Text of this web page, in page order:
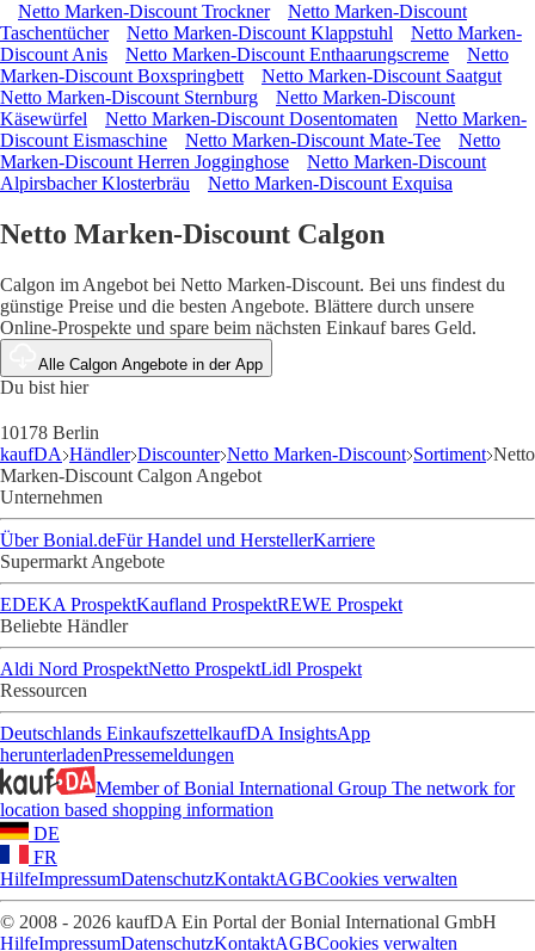
Netto Marken-Discount Trockner
Netto Marken-Discount
Taschentücher
Netto Marken-Discount Klappstuhl
Netto Marken-
Discount Anis
Netto Marken-Discount Enthaarungscreme
Netto
Marken-Discount Boxspringbett
Netto Marken-Discount Saatgut
Netto Marken-Discount Sternburg
Netto Marken-Discount
Käsewürfel
Netto Marken-Discount Dosentomaten
Netto Marken-
Discount Eismaschine
Netto Marken-Discount Mate-Tee
Netto
Marken-Discount Herren Jogginghose
Netto Marken-Discount
Alpirsbacher Klosterbräu
Netto Marken-Discount Exquisa
Netto Marken-Discount Calgon
Calgon im Angebot bei Netto Marken-Discount. Bei uns findest du
günstige Preise und die besten Angebote. Blättere durch unsere
Online-Prospekte und spare beim nächsten Einkauf bares Geld.
Alle Calgon Angebote in der App
Du bist hier
10178 Berlin
kaufDA Händler Discounter Netto Marken-Discount Sortiment Netto
Marken-Discount Calgon Angebot
Unternehmen
Über Bonial.deFür Handel und HerstellerKarriere
Supermarkt Angebote
EDEKA ProspektKaufland ProspektREWE Prospekt
Beliebte Händler
Aldi Nord ProspektNetto ProspektLidl Prospekt
Ressourcen
Deutschlands EinkaufszettelkaufDA InsightsApp
herunterladenPressemeldungen
Member of Bonial International Group The network for
location based shopping information
DE
FR
HilfeImpressumDatenschutzKontaktAGBCookies verwalten
© 2008 - 2026 kaufDA Ein Portal der Bonial International GmbH
HilfeImpressumDatenschutzKontaktAGBCookies verwalten